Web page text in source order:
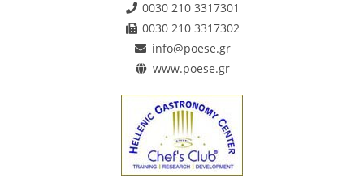
0030 210 3317301
0030 210 3317302
info@poese.gr
www.poese.gr